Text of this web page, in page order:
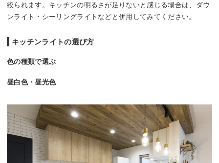
絞られます。キッチンの明るさが足りないと感じる場合は、ダウ
ンライト・シーリングライトなどと併用してみてください。
キッチンライトの選び方
色の種類で選ぶ
昼白色・昼光色